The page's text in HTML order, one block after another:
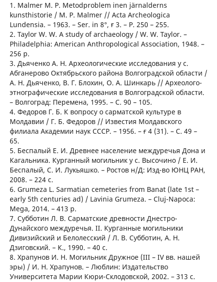
1. Malmer M. P. Metodproblem inen järnalderns
kunsthistorie / M. P. Malmer // Acta Archeologica
Lundensia. – 1963. – Ser. in 8°, ғ 3. – Р. 250 – 255.
2. Taylor W. W. A study of archaeology / W. W. Taylor. –
Philadelphia: American Anthropological Association, 1948. –
256 p.
3. Дьяченко А. Н. Археологические исследования у с.
Абганерово Октябрьского района Волгоградской области /
А. Н. Дьяченко, В. Г. Блохин, О. А. Шинкарь // Археолого-
этнографические исследования в Волгоградской области.
– Волгоград: Перемена, 1995. – С. 90 – 105.
4. Федоров Г. Б. К вопросу о сарматской культуре в
Молдавии / Г. Б. Федоров // Известия Молдавского
филиала Академии наук СССР. – 1956. – ғ 4 (31). – С. 49 –
65.
5. Беспалый Е. И. Древнее население междуречья Дона и
Кагальника. Курганный могильник у с. Высочино / Е. И.
Беспалый, С. И. Лукьяшко. – Ростов н/Д: Изд-во ЮНЦ РАН,
2008. – 224 с.
6. Grumeza L. Sarmatian cemeteries from Banat (late 1st –
early 5th centuries ad) / Lavinia Grumeza. – Cluj-Napoca:
Mega, 2014. – 413 p.
7. Субботин Л. В. Сарматские древности Днестро-
Дунайского междуречья. ІІ. Курганные могильники
Дивизийский и Белолесский / Л. В. Субботин, А. Н.
Дзиговский. – К., 1990. – 40 с.
8. Храпунов И. Н. Могильник Дружное (III – IV вв. нашей
эры) / И. Н. Храпунов. – Люблин: Издательство
Университета Марии Кюри-Склодовской, 2002. – 313 с.